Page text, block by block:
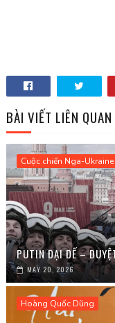
BÀI VIẾT LIÊN QUAN
Cuộc chiến Nga-Ukraine
PUTIN ĐẠI ĐẾ –
MAY 20, 2026
Hoàng Quốc Dũng